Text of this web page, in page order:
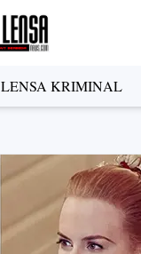
LENSA KRIMINAL